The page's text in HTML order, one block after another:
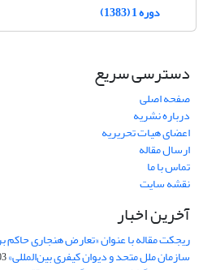
دوره 1 (1383)
دسترسی سریع
صفحه اصلی
درباره نشریه
اعضای هیات تحریریه
ارسال مقاله
تماس با ما
نقشه سایت
آخرین اخبار
ریجکت مقاله با عنوان «تعارض هنجاری حاکم
سازمان ملل متحد و دیوان کیفری بین‌المللی»